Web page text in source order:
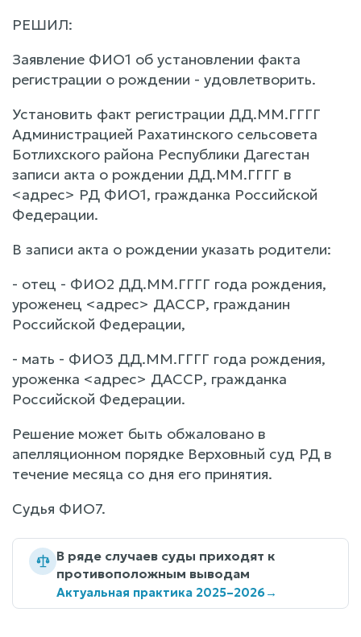
РЕШИЛ:
Заявление ФИО1 об установлении факта
регистрации о рождении - удовлетворить.
Установить факт регистрации ДД.ММ.ГГГГ
Администрацией Рахатинского сельсовета
Ботлихского района Республики Дагестан
записи акта о рождении ДД.ММ.ГГГГ в
<адрес> РД ФИО1, гражданка Российской
Федерации.
В записи акта о рождении указать родители:
- отец - ФИО2 ДД.ММ.ГГГГ года рождения,
уроженец <адрес> ДАССР, гражданин
Российской Федерации,
- мать - ФИО3 ДД.ММ.ГГГГ года рождения,
уроженка <адрес> ДАССР, гражданка
Российской Федерации.
Решение может быть обжаловано в
апелляционном порядке Верховный суд РД в
течение месяца со дня его принятия.
Судья ФИО7.
В ряде случаев суды приходят к
противоположным выводам
Актуальная практика 2025–2026→